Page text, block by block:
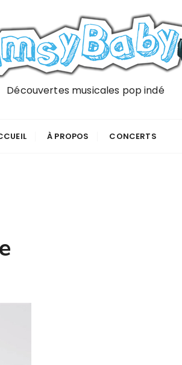
Découvertes musicales pop indé
À PROPOS CONCERTS